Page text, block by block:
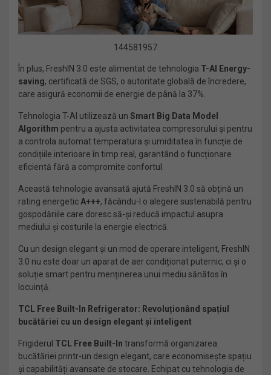
144581957
În plus, FreshIN 3.0 este alimentat de tehnologia T-AI Energy-
saving, certificată de SGS, o autoritate globală de încredere,
care asigură economii de energie de până la 37%.
Tehnologia T-AI utilizează un Smart Big Data Model
Algorithm pentru a ajusta activitatea compresorului și pentru
a controla automat temperatura și umiditatea în funcție de
condițiile interioare în timp real, garantând o funcționare
eficientă fără a compromite confortul.
Această tehnologie avansată ajută FreshIN 3.0 să obțină un
rating energeticA+++, făcându-l o alegere sustenabilă pentru
gospodăriile care doresc să-și reducă impactul asupra
mediului și costurile la energie electrică.
Cu un design elegant și un mod de operare inteligent, FreshIN
3.0 nu este doar un aparat de aer condiționat puternic, ci și o
soluție smart pentru menținerea unui mediu sănătos în
locuință.
TCL Free Built-In Refrigerator: Revoluționând spațiul
bucătăriei cu un design elegant și inteligent
Frigiderul TCL Free Built-In transformă organizarea
bucătăriei printr-un design elegant, care economisește spațiu
și capabilități avansate de stocare. Echipat cu tehnologia de